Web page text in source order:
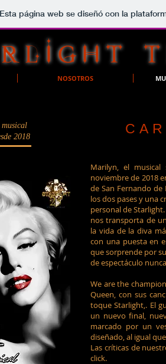
Esta página web se diseñó con la
NOSOTROS
2018
Marilyn, el
noviembre de 2018
de San Fernando de
los dos pases y una
personal de
nos transporta de
la vida de la diva
con una puesta en
que sorprende por
de espectáculo
We are the
Queen, con sus
toque Starlight,. El
un nuevo final,
marcado por un
diseñado, al igual
Las críticas de
click.